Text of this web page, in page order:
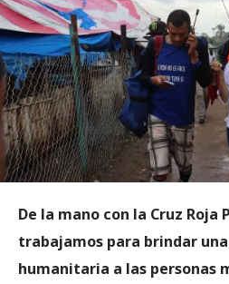
De la mano con la Cruz Roja
trabajamos para brindar
humanitaria a las personas